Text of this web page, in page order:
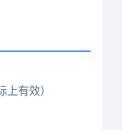
有效）